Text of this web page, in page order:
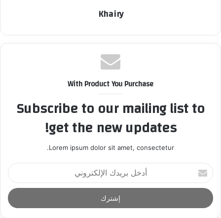
Khairy
With Product You Purchase
Subscribe to our mailing list to
get the new updates!
Lorem ipsum dolor sit amet, consectetur.
أ
د
خ
ل